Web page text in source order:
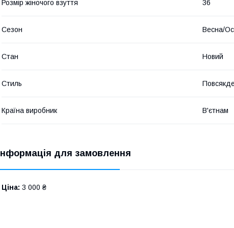
Розмір жіночого взуття 36
Сезон Весна/
Стан Новий
Стиль
Країна виробник В'єтнам
Інформація для замовлення
Ціна: 3 000 ₴